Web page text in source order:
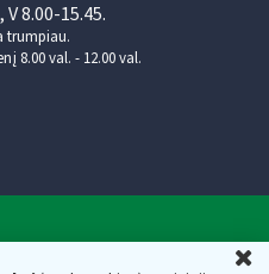
8.00-15.45.
trumpiau.
8.00 val. - 12.00 val.